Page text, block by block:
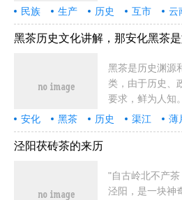
中，唐代开创的"
易历史上占有重
历经唐、
民族 生产 历史 互市 云
贸易
黑茶 国家 官营 四
重要
不断 人体 原因 含
黑茶历史文化讲解，那安化黑茶
黑茶是历史渊源
类，由于历史、
要求，鲜为人知
于边销茶的位置
煌的呢？我们一
安化 黑茶 历史 渠江 薄
世界
互市 国家 朝廷 茶
频繁
水土不服
泾阳茯砖茶的来历
"自古岭北不产
泾阳，是一块神